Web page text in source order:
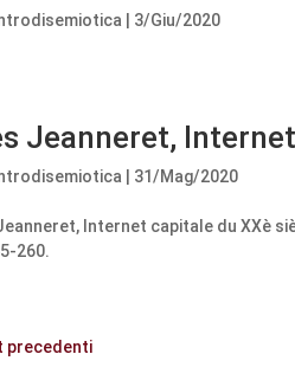
| 3/Giu/2020
Jeanneret,
| 31/Mag/2020
Internet capitale du XXè
260.
precedenti